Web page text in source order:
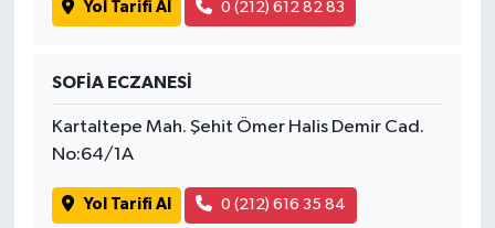
Yol Tarifi Al 0 (212) 612 82 83
SOFİA ECZANESİ
Kartaltepe Mah. Şehit Ömer Halis Demir Cad.
No:64/1A
Yol Tarifi Al 0 (212) 616 35 84